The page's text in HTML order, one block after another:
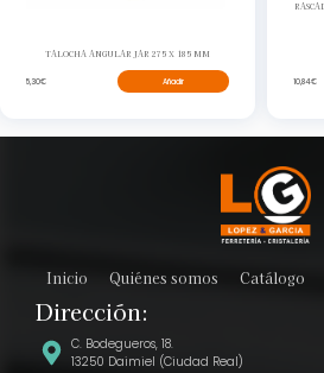
TALOCHA ANGULAR JAR 275 X 185 MM
5,30€ Añadir 10,84€
Inicio Quiénes somos Catálogo
Dirección:
C. Bodegueros, 18.
13250 Daimiel (Ciudad Real)